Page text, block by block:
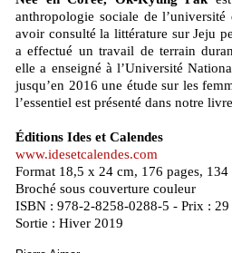
anthropologie sociale de
avoir consulté la littérature sur Jeju
a effectué un travail de terrain
elle a enseigné à l’Université
jusqu’en 2016 une étude sur les
l’essentiel est présenté dans notre
Éditions Ides et Calendes
www.idesetcalendes.com
Format 18,5 x 24 cm, 176 pages,
Broché sous couverture couleur
ISBN : 978-2-8258-0288-5 - Prix : 29
Sortie : Hiver 2019